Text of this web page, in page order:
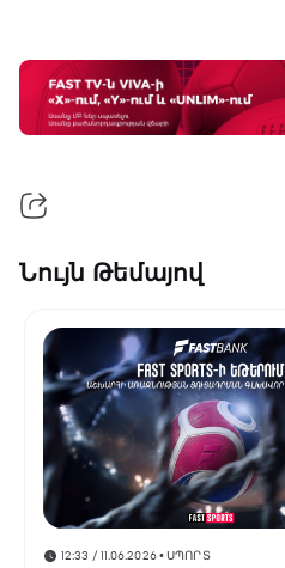
Նույն Թեմայով
12:33 / 11.06.2026• ՍՊՈՐՏ